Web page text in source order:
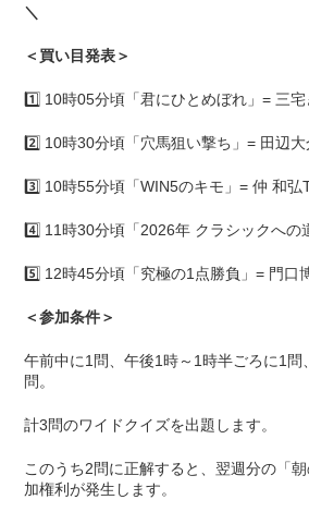
＼
＜買い目発表＞
1️⃣ 10時05分頃「君にひとめぼれ」= 三宅
2️⃣ 10時30分頃「穴馬狙い撃ち」= 田辺大
3️⃣ 10時55分頃「WIN5のキモ」= 仲 和弘
4️⃣ 11時30分頃「2026年 クラシックへの
5️⃣ 12時45分頃「究極の1点勝負」= 門口
＜参加条件＞
午前中に1問、午後1時～1時半ごろに1問
問。
計3問のワイドクイズを出題します。
このうち2問に正解すると、翌週分の「
加権利が発生します。